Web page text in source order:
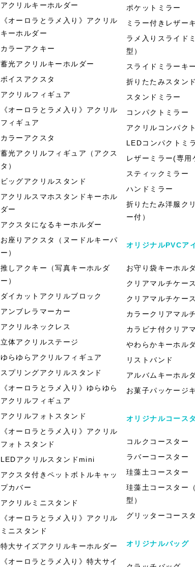
アクリルキーホルダー
《オーロラとラメ入り》アクリル
キーホルダー
カラーアクキー
蓄光アクリルキーホルダー
ボイスアクスタ
アクリルフィギュア
《オーロラとラメ入り》アクリル
フィギュア
カラーアクスタ
蓄光アクリルフィギュア（アクス
タ）
ビッグアクリルスタンド
アクリルスマホスタンドキーホル
ダー
アクスタになるキーホルダー
お座りアクスタ（ヌードルキーパ
ー）
推しアクキー（写真キーホルダ
ー）
ダイカットアクリルブロック
アンブレラマーカー
アクリルネックレス
立体アクリルステージ
ゆらゆらアクリルフィギュア
スプリングアクリルスタンド
《オーロラとラメ入り》ゆらゆら
アクリルフィギュア
アクリルフォトスタンド
《オーロラとラメ入り》アクリル
フォトスタンド
LEDアクリルスタンドmini
アクスタ付きペットボトルキャッ
プカバー
アクリルミニスタンド
《オーロラとラメ入り》アクリル
ミニスタンド
特大サイズアクリルキーホルダー
《オーロラとラメ入り》特大サイ
ポケットミラー
ミラー付きレザー
ラメ入りスライド
型）
スライドミラーキ
折りたたみスタン
スタンドミラー
コンパクトミラー
アクリルコンパク
LEDコンパクトミ
レザーミラー(専用
スティックミラー
ハンドミラー
折りたたみ洋服ク
ー付）
オリジナルPVCア
お守り袋キーホル
クリアマルチケース
クリアマルチケー
カラークリアマル
カラビナ付クリア
やわらかキーホル
リストバンド
アルバムキーホル
お菓子パッケージ
オリジナルコース
コルクコースター
ラバーコースター
珪藻土コースター
珪藻土コースター
型）
グリッターコース
オリジナルバッグ